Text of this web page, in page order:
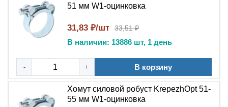
4. Затяните соединение ключом, контролируя усилие
(не менее 20 Н·м и не более максимального
разрушающего момента для вашей модели).
5. Убедитесь, что хомут расположен ровно и плотно
6. Проверьте герметичность соединения — при
необходимости подтяните болт.
Демонтаж:
51 мм W1-оцинковка
31,83 ₽/шт 33,51 ₽
В наличии: 13886 шт, 1 день
- + В корзину
Хомут силовой робуст KrepezhOpt 51-
55 мм W1-оцинковка